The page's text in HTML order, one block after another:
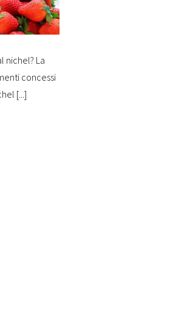
nichel? La
concessi
[...]